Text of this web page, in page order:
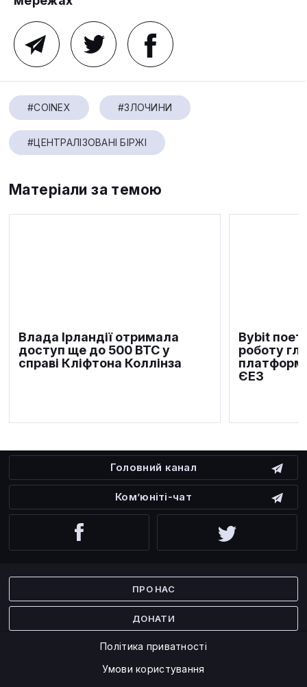
#COINEX #ЗЛОЧИНИ
#ЦЕНТРАЛІЗОВАНІ БІРЖІ
Матеріали за темою
Влада Ірландії отримала
доступ ще до 500 BTC у
справі Кліфтона Коллінза
Bybit
роботу
ЄЕЗ
Головний канал
Ком’юніті-чат
ПРО НАС
ДОНАТИ
Політика приватності
Умови користування